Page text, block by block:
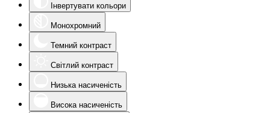
Інвертувати кольори
Монохромний
Темний контраст
Світлий контраст
Низька насиченість
Висока насиченість